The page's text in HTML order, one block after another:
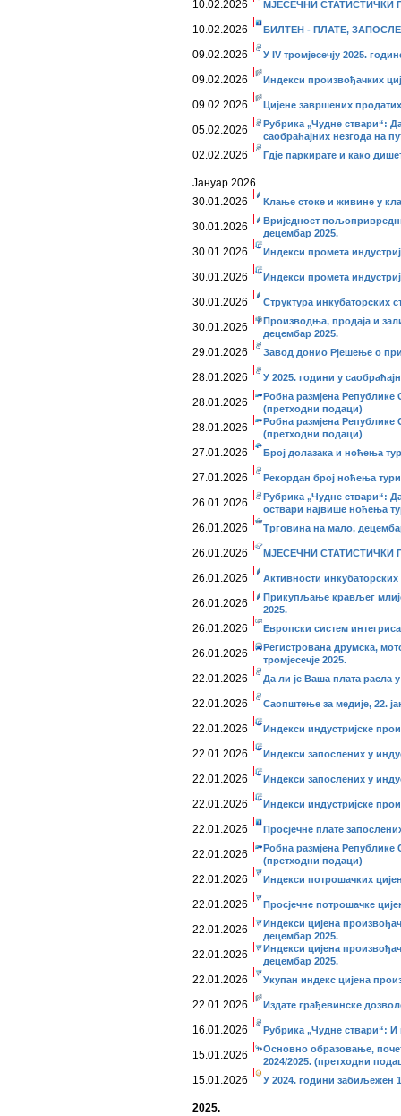
10.02.2026 МЈЕСЕЧНИ СТАТИСТИЧКИ
10.02.2026 БИЛТЕН - ПЛАТЕ,
09.02.2026 У IV тромјесечју 2025.
09.02.2026 Индекси произвођачких
09.02.2026 Цијене завршених
05.02.2026
Рубрика „Чудне ствари“:
саобраћајних незгода на
02.02.2026 Гдје паркирате и како
Јануар 2026.
30.01.2026
Клање стоке и живине у
30.01.2026
Вриједност
децембар 2025.
30.01.2026 Индекси промета
30.01.2026 Индекси промета
30.01.2026 Структура инкубаторских
30.01.2026
Производња, продаја и
децембар 2025.
29.01.2026 Завод донио Рјешење о
28.01.2026 У 2025. години у
28.01.2026
Робна размјена Републике
(претходни подаци)
28.01.2026
Робна размјена Републике
(претходни подаци)
27.01.2026 Број долазака и ноћења
27.01.2026 Рекордан број ноћења
26.01.2026
Рубрика „Чудне ствари“:
оствари највише ноћења
26.01.2026 Трговина на мало,
26.01.2026 МЈЕСЕЧНИ СТАТИСТИЧКИ
26.01.2026 Активности
26.01.2026
Прикупљање крављег
2025.
26.01.2026 Европски систем
26.01.2026
Регистрована друмска,
тромјесечје 2025.
22.01.2026 Да ли је Ваша плата расла
22.01.2026 Саопштење за медије, 22.
22.01.2026 Индекси индустријске
22.01.2026 Индекси запослених у
22.01.2026 Индекси запослених у
22.01.2026 Индекси индустријске
22.01.2026 Просјечне плате
22.01.2026
Робна размјена Републике
(претходни подаци)
22.01.2026 Индекси потрошачких
22.01.2026 Просјечне потрошачке
22.01.2026
Индекси цијена
децембар 2025.
22.01.2026
Индекси цијена
децембар 2025.
22.01.2026 Укупан индекс цијена
22.01.2026 Издате грађевинске
16.01.2026 Рубрика „Чудне ствари“:
15.01.2026
Основно образовање,
2024/2025. (претходни
15.01.2026 У 2024. години забиљежен
2025.